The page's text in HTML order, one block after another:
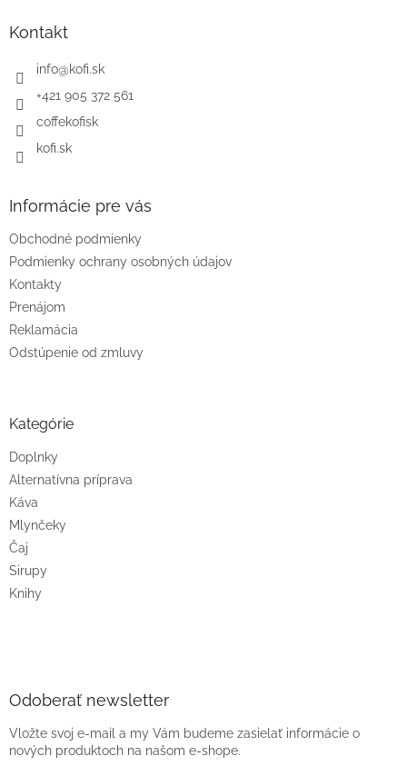
Kontakt
info@kofi.sk
+421 905 372 561
coffekofisk
kofi.sk
Informácie pre vás
Obchodné podmienky
Podmienky ochrany osobných údajov
Kontakty
Prenájom
Reklamácia
Odstúpenie od zmluvy
Kategórie
Doplnky
Alternatívna príprava
Káva
Mlynčeky
Čaj
Sirupy
Knihy
Odoberať newsletter
Vložte svoj e-mail a my Vám budeme zasielať informácie o
nových produktoch na našom e-shope.